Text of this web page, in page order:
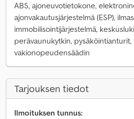
ABS, ajoneuvotietokone,
ajonvakautusjärjestelmä (ESP),
immobilisointijärjestelmä,
perävaunukytkin,
vakionopeudensäädin
Tarjouksen tiedot
Ilmoituksen tunnus: